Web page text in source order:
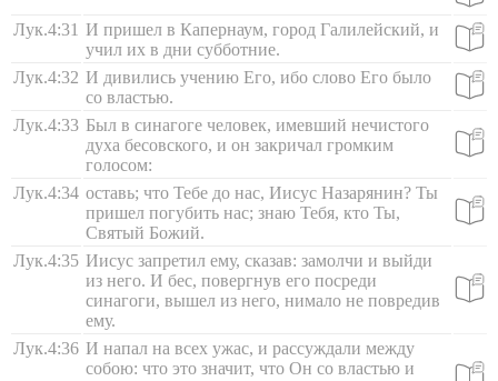
Лук.4:31 И пришел в Капернаум, город Галилейский, и
учил их в дни субботние.
Лук.4:32 И дивились учению Его, ибо слово Его было
со властью.
Лук.4:33 Был в синагоге человек, имевший нечистого
духа бесовского, и он закричал громким
голосом:
Лук.4:34 оставь; что Тебе до нас, Иисус Назарянин? Ты
пришел погубить нас; знаю Тебя, кто Ты,
Святый Божий.
Лук.4:35 Иисус запретил ему, сказав: замолчи и выйди
из него. И бес, повергнув его посреди
синагоги, вышел из него, нимало не повредив
ему.
Лук.4:36 И напал на всех ужас, и рассуждали между
собою: что это значит, что Он со властью и